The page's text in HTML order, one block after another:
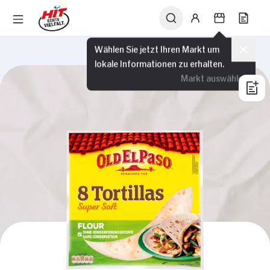
Wählen Sie jetzt Ihren Markt um
lokale Informationen zu erhalten.
Markt auswählen